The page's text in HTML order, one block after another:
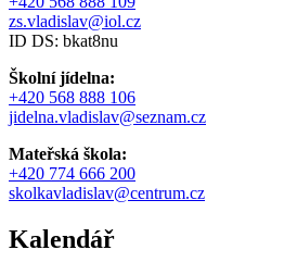
zs.vladislav@iol.cz
ID DS: bkat8nu
Školní jídelna:
+420 568 888 106
jidelna.vladislav@seznam.cz
Mateřská škola:
+420 774 666 200
skolkavladislav@centrum.cz
Kalendář